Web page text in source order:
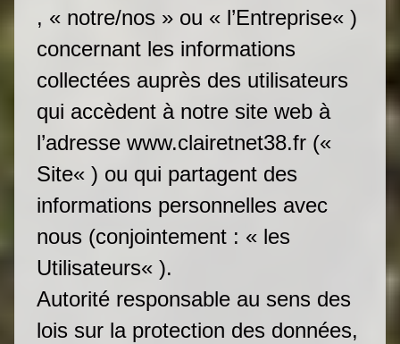
, « notre/nos » ou « l’Entreprise« )
concernant les informations
collectées auprès des utilisateurs
qui accèdent à notre site web à
l’adresse www.clairetnet38.fr («
Site« ) ou qui partagent des
informations personnelles avec
nous (conjointement : « les
Utilisateurs« ).
Autorité responsable au sens des
lois sur la protection des données,